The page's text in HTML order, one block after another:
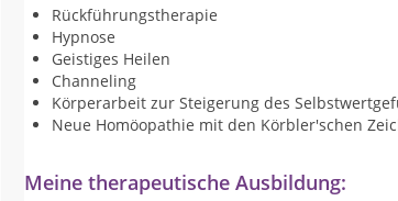
Rückführungstherapie
Hypnose
Geistiges Heilen
Channeling
Körperarbeit zur Steigerung des
Neue Homöopathie mit den Körbler'schen
Meine therapeutische Ausbildung: